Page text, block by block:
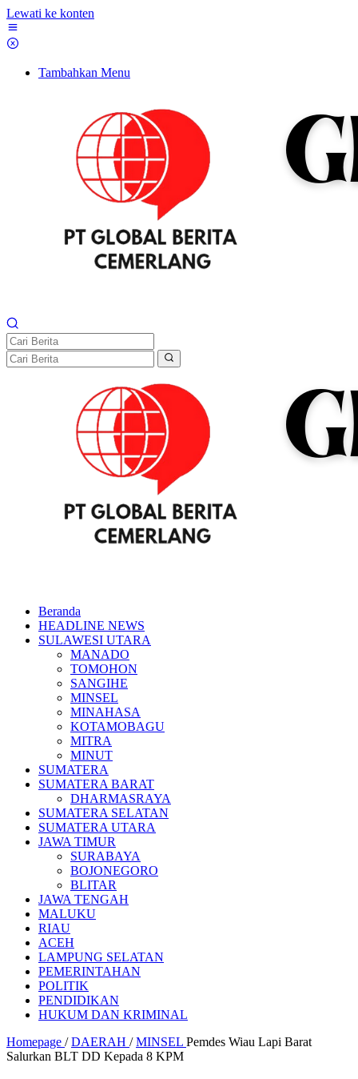
Lewati ke konten
Tambahkan Menu
Beranda
HEADLINE NEWS
SULAWESI UTARA
MANADO
TOMOHON
SANGIHE
MINSEL
MINAHASA
KOTAMOBAGU
MITRA
MINUT
SUMATERA
SUMATERA BARAT
DHARMASRAYA
SUMATERA SELATAN
SUMATERA UTARA
JAWA TIMUR
SURABAYA
BOJONEGORO
BLITAR
JAWA TENGAH
MALUKU
RIAU
ACEH
LAMPUNG SELATAN
PEMERINTAHAN
POLITIK
PENDIDIKAN
HUKUM DAN KRIMINAL
Homepage / DAERAH / MINSEL Pemdes Wiau Lapi Barat
Salurkan BLT DD Kepada 8 KPM